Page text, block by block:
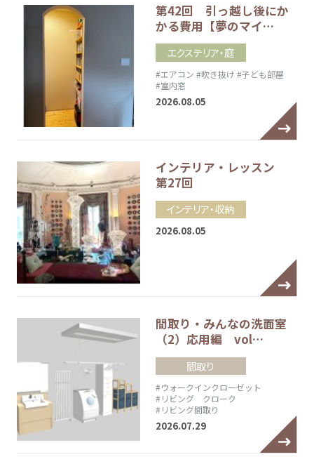
第42回 引っ越し後にか
かる費用【夢のマイ…
エクステリア・庭
#エアコン #吹き抜け #子ども部屋
#室内窓
2026.08.05
インテリア・レッスン
第27回
インテリア・収納
2026.08.05
間取り・みんなの洗面室
（2）応用編 vol…
間取り
#ウォークインクローゼット
#リビング クローク
#リビング間取り
2026.07.29